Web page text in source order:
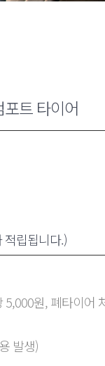
트 타이어
적립됩니다.)
원, 폐타이어
발생)